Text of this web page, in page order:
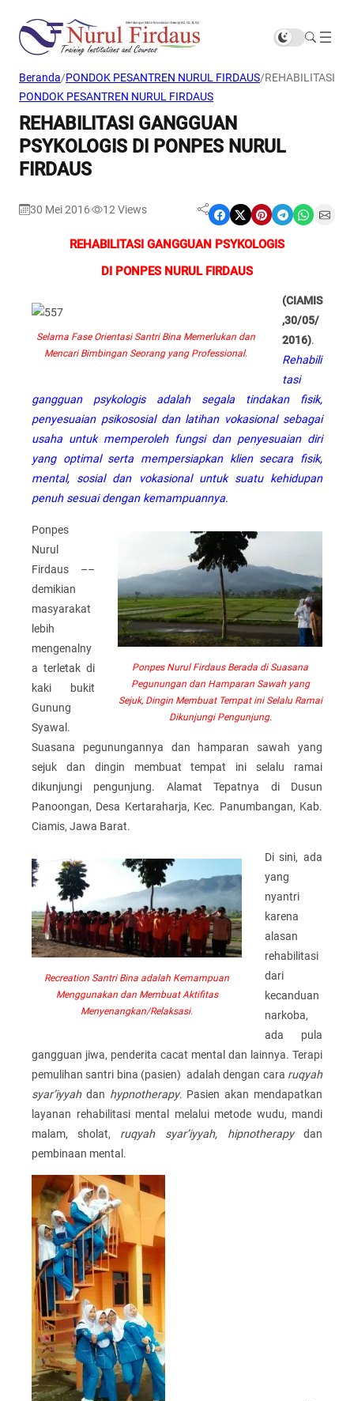
Beranda/PONDOK PESANTREN NURUL FIRDAUS/REHABILITASI
PONDOK PESANTREN NURUL FIRDAUS
REHABILITASI GANGGUAN
PSYKOLOGIS DI PONPES NURUL
FIRDAUS
30 Mei 2016 12 Views Share on Facebook Share on X Share on Pinterest Share on Telegram Share on WhatsApp Share on Email
REHABILITASI GANGGUAN PSYKOLOGIS
DI PONPES NURUL FIRDAUS
Selama Fase Orientasi Santri Bina Memerlukan dan
Mencari Bimbingan Seorang yang Professional.
(CIAMIS
,30/05/
2016).
Rehabili
tasi
gangguan psykologis adalah segala tindakan fisik,
penyesuaian psikososial dan latihan vokasional sebagai
usaha untuk memperoleh fungsi dan penyesuaian diri
yang optimal serta mempersiapkan klien secara fisik,
mental, sosial dan vokasional untuk suatu kehidupan
penuh sesuai dengan kemampuannya.
Ponpes Nurul Firdaus Berada di Suasana
Pegunungan dan Hamparan Sawah yang
Sejuk, Dingin Membuat Tempat ini Selalu Ramai
Dikunjungi Pengunjung.
Ponpes
Nurul
Firdaus ––
demikian
masyarakat
lebih
mengenalny
a terletak di
kaki bukit
Gunung
Syawal.
Suasana pegunungannya dan hamparan sawah yang
sejuk dan dingin membuat tempat ini selalu ramai
dikunjungi pengunjung. Alamat Tepatnya di Dusun
Panoongan, Desa Kertaraharja, Kec. Panumbangan, Kab.
Ciamis, Jawa Barat.
Recreation Santri Bina adalah Kemampuan
Menggunakan dan Membuat Aktifitas
Menyenangkan/Relaksasi.
Di sini, ada
yang
nyantri
karena
alasan
rehabilitasi
dari
kecanduan
narkoba,
ada pula
gangguan jiwa, penderita cacat mental dan lainnya. Terapi
pemulihan santri bina (pasien) adalah dengan cara ruqyah
syar’iyyahdan hypnotherapy. Pasien akan mendapatkan
layanan rehabilitasi mental melalui metode wudu, mandi
malam, sholat, ruqyah syar’iyyah, hipnotherapydan
pembinaan mental.